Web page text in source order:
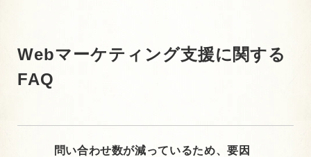
Webマーケティング支援に関する
FAQ
問い合わせ数が減っているため、要因